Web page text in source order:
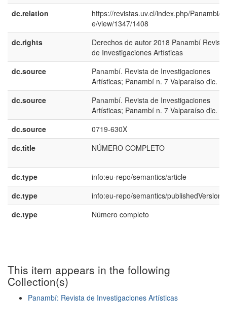
dc.relation
https://revistas.uv.cl/index.php/Panambi/
e/view/1347/1408
dc.rights
Derechos de autor 2018 Panambí Revista
de Investigaciones Artísticas
dc.source
Panambí. Revista de Investigaciones
Artísticas; Panambí n. 7 Valparaíso dic.
dc.source
Panambí. Revista de Investigaciones
Artísticas; Panambí n. 7 Valparaíso dic.
dc.source
0719-630X
dc.title
NÚMERO COMPLETO
dc.type
info:eu-repo/semantics/article
dc.type
info:eu-repo/semantics/publishedVersion
dc.type
Número completo
This item appears in the following
Collection(s)
Panambí: Revista de Investigaciones Artísticas